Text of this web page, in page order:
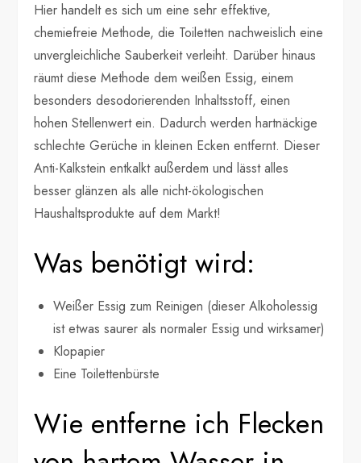
Hier handelt es sich um eine sehr effektive,
chemiefreie Methode, die Toiletten nachweislich eine
unvergleichliche Sauberkeit verleiht. Darüber hinaus
räumt diese Methode dem weißen Essig, einem
besonders desodorierenden Inhaltsstoff, einen
hohen Stellenwert ein. Dadurch werden hartnäckige
schlechte Gerüche in kleinen Ecken entfernt. Dieser
Anti-Kalkstein entkalkt außerdem und lässt alles
besser glänzen als alle nicht-ökologischen
Haushaltsprodukte auf dem Markt!
Was benötigt wird:
Weißer Essig zum Reinigen (dieser Alkoholessig
ist etwas saurer als normaler Essig und wirksamer)
Klopapier
Eine Toilettenbürste
Wie entferne ich Flecken